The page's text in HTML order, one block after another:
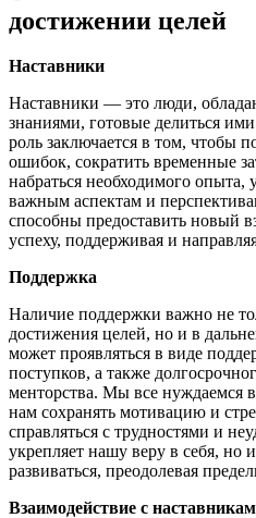
достижении целей
Наставники
Наставники — это люди,
знаниями, готовые делиться
роль заключается в том, чтобы
ошибок, сократить временные
набраться необходимого опыта,
важным аспектам и
способны предоставить новый
успеху, поддерживая и
Поддержка
Наличие поддержки важно не
достижения целей, но и в
может проявляться в виде
поступков, а также
менторства. Мы все нуждаемся
нам сохранять мотивацию и
справляться с трудностями и
укрепляет нашу веру в себя, но
развиваться, преодолевая
Взаимодействие с